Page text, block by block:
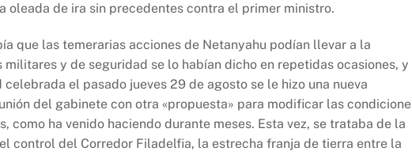
oleada de ira sin precedentes contra el primer ministro.
que las temerarias acciones de Netanyahu podían llevar a la
y de seguridad se lo habían dicho en repetidas ocasiones, y
el pasado jueves 29 de agosto se le hizo una nueva
del gabinete con otra «propuesta» para modificar las
como ha venido haciendo durante meses. Esta vez, se trataba de la
control del Corredor Filadelfia, la estrecha franja de tierra entre la